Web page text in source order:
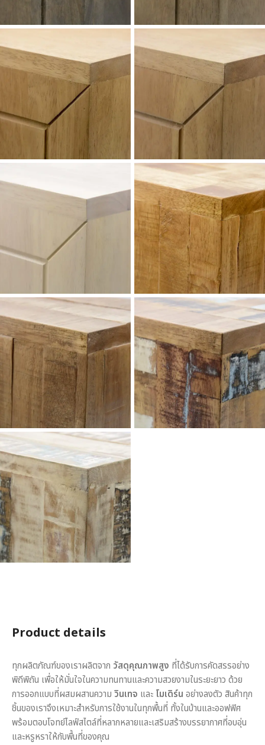
Product details
ทุกผลิตภัณฑ์ของเราผลิตจาก วัสดุคุณภาพสูง ที่ได้รับการคัดสรรอย่าง
พิถีพิถัน เพื่อให้มั่นใจในความทนทานและความสวยงามในระยะยาว ด้วย
การออกแบบที่ผสมผสานความ วินเทจ และ โมเดิร์น อย่างลงตัว สินค้าทุก
ชิ้นของเราจึงเหมาะสำหรับการใช้งานในทุกพื้นที่ ทั้งในบ้านและออฟฟิศ
พร้อมตอบโจทย์ไลฟ์สไตล์ที่หลากหลายและเสริมสร้างบรรยากาศที่อบอุ่น
และหรูหราให้กับพื้นที่ของคุณ